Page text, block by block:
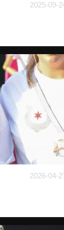
2025-09-
2026-04-